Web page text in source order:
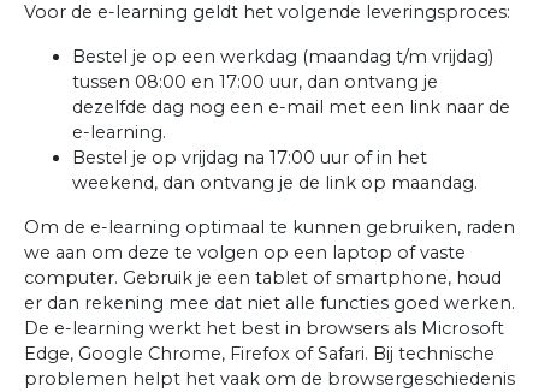
Voor de e-learning geldt het volgende leveringsproces:
Bestel je op een werkdag (maandag t/m vrijdag)
tussen 08:00 en 17:00 uur, dan ontvang je
dezelfde dag nog een e-mail met een link naar de
e-learning.
Bestel je op vrijdag na 17:00 uur of in het
weekend, dan ontvang je de link op maandag.
Om de e-learning optimaal te kunnen gebruiken, raden
we aan om deze te volgen op een laptop of vaste
computer. Gebruik je een tablet of smartphone, houd
er dan rekening mee dat niet alle functies goed werken.
De e-learning werkt het best in browsers als Microsoft
Edge, Google Chrome, Firefox of Safari. Bij technische
problemen helpt het vaak om de browsergeschiedenis